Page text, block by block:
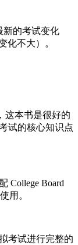
新的考试变化
化不大）。
这本书是很好的
试的核心知识点
College Board
用。
考试进行完整的